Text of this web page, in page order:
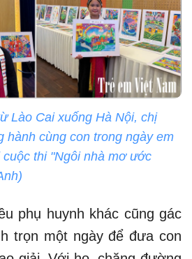
Lào Cai xuống Hà Nội, chị
hành cùng con trong ngày em
thi "Ngôi nhà mơ ước
phụ huynh khác cũng gác
trọn một ngày để đưa con